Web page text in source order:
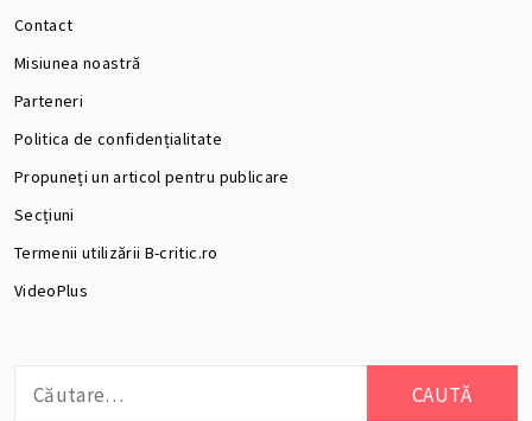
Contact
Misiunea noastră
Parteneri
Politica de confidențialitate
Propuneți un articol pentru publicare
Secțiuni
Termenii utilizării B-critic.ro
VideoPlus
după: